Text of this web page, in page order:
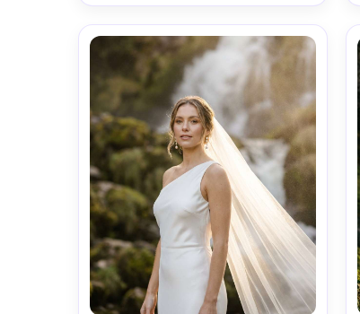
tomada con Sony A7IV, 85mm f/1.4,
poca profundidad de campo, ojos
nítidos, poros naturales, gradación
de color verde intenso, ultra realista
--ar 4:5